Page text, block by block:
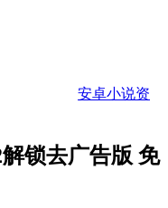
安卓小说资
解锁去广告版 免